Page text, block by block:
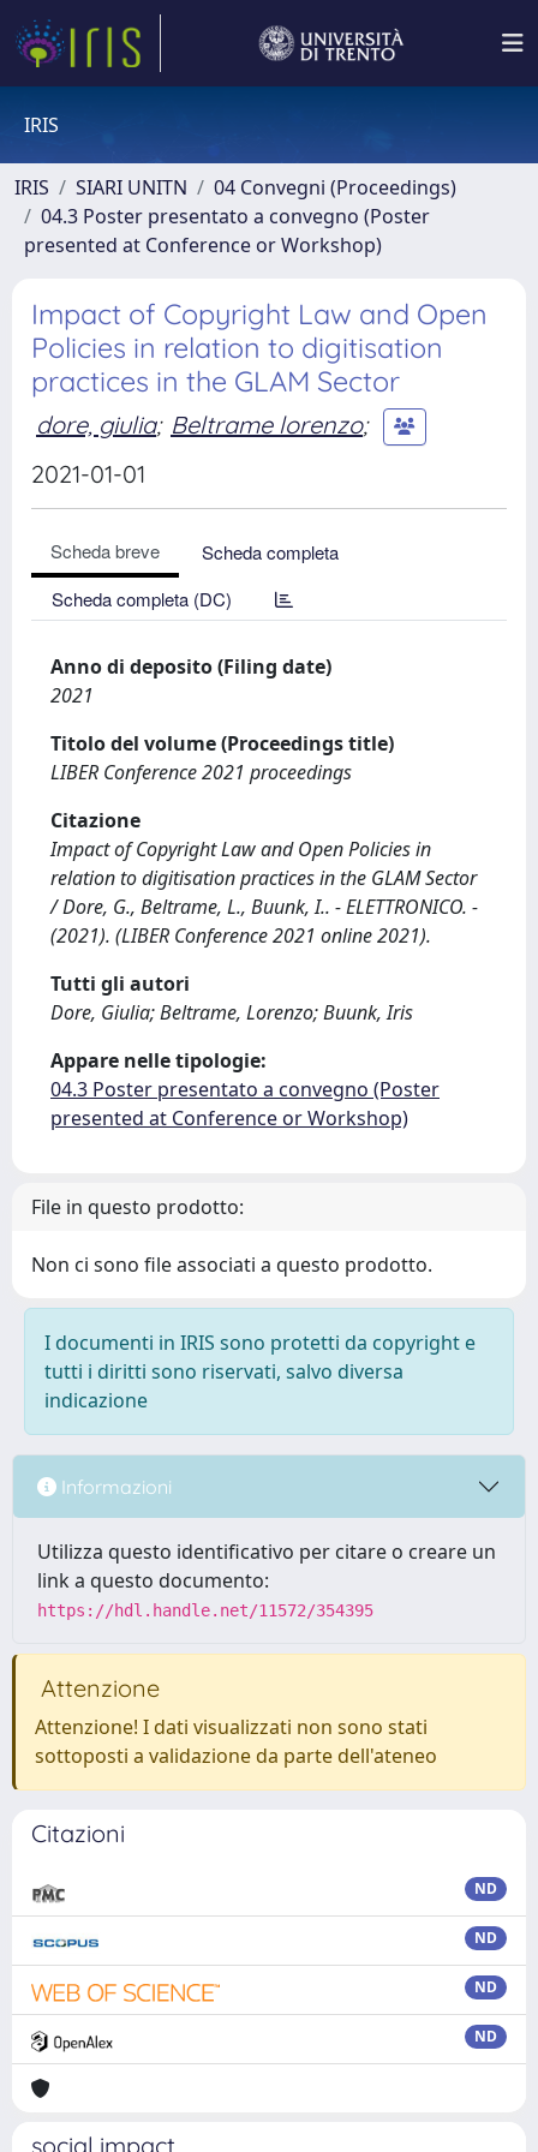
IRIS
IRIS SIARI UNITN
04 Convegni (Proceedings)
04.3 Poster presentato a convegno (Poster
presented at Conference or Workshop)
Impact of Copyright Law and Open
Policies in relation to digitisation
practices in the GLAM Sector
dore, giulia; Beltrame lorenzo;
2021-01-01
Scheda breve
Scheda completa
Scheda completa (DC)
Anno di deposito (Filing date)
2021
Titolo del volume (Proceedings title)
LIBER Conference 2021 proceedings
Citazione
Impact of Copyright Law and Open Policies in
relation to digitisation practices in the GLAM Sector
/ Dore, G., Beltrame, L., Buunk, I.. - ELETTRONICO. -
(2021). (LIBER Conference 2021 online 2021).
Tutti gli autori
Dore, Giulia; Beltrame, Lorenzo; Buunk, Iris
Appare nelle tipologie:
04.3 Poster presentato a convegno (Poster
presented at Conference or Workshop)
File in questo prodotto:
Non ci sono file associati a questo prodotto.
I documenti in IRIS sono protetti da copyright e
tutti i diritti sono riservati, salvo diversa
indicazione
Informazioni
Utilizza questo identificativo per citare o creare un
link a questo documento:
https://hdl.handle.net/11572/354395
Attenzione
Attenzione! I dati visualizzati non sono stati
sottoposti a validazione da parte dell'ateneo
Citazioni
ND
ND
ND
ND
social impact